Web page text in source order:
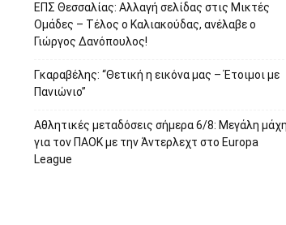
ΕΠΣ Θεσσαλίας: Αλλαγή σελίδας στις Μικτές
Ομάδες – Τέλος ο Καλιακούδας, ανέλαβε ο
Γιώργος Δανόπουλος!
Γκαραβέλης: “Θετική η εικόνα μας – Έτοιμοι με
Πανιώνιο”
Αθλητικές μεταδόσεις σήμερα 6/8: Μεγάλη μάχη
για τον ΠΑΟΚ με την Άντερλεχτ στο Europa
League